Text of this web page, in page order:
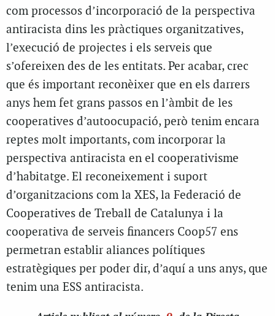
com processos d’incorporació de la perspectiva
antiracista dins les pràctiques organitzatives,
l’execució de projectes i els serveis que
s’ofereixen des de les entitats. Per acabar, crec
que és important reconèixer que en els darrers
anys hem fet grans passos en l’àmbit de les
cooperatives d’autoocupació, però tenim encara
reptes molt importants, com incorporar la
perspectiva antiracista en el cooperativisme
d’habitatge. El reconeixement i suport
d’organitzacions com la XES, la Federació de
Cooperatives de Treball de Catalunya i la
cooperativa de serveis financers Coop57 ens
permetran establir aliances polítiques
estratègiques per poder dir, d’aquí a uns anys, que
tenim una ESS antiracista.